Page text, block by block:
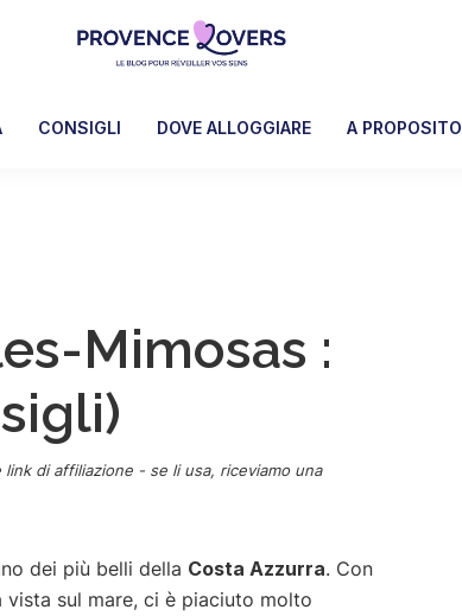
Lovers
risvegliare
blog
Claire
et
Manu
CONSIGLI DOVE ALLOGGIARE A PROPOSITO
Mimosas :
link di affiliazione - se li usa, riceviamo una
dei più belli della Costa Azzurra. Con
sul mare, ci è piaciuto molto